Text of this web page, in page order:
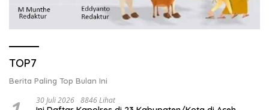
TOP7
Berita Paling Top Bulan Ini
30 Juli 2026 8846 Lihat